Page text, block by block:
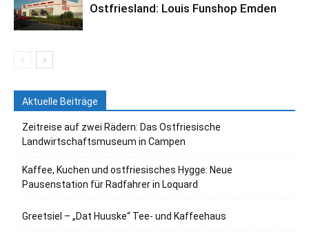
Ostfriesland: Louis Funshop Emden
Aktuelle Beiträge
Zeitreise auf zwei Rädern: Das Ostfriesische
Landwirtschaftsmuseum in Campen
Kaffee, Kuchen und ostfriesisches Hygge: Neue
Pausenstation für Radfahrer in Loquard
Greetsiel – „Dat Huuske“ Tee- und Kaffeehaus